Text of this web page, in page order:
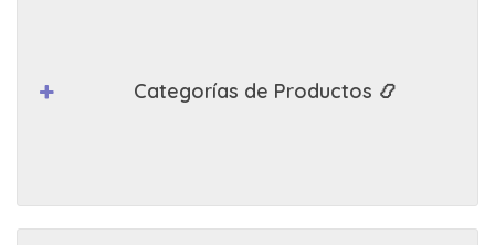
Categorías de Productos 📿